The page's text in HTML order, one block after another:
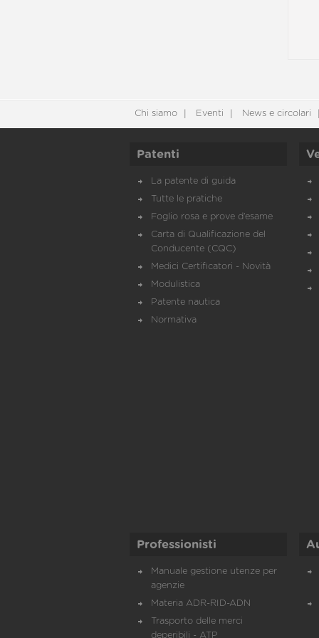
Chi siamo Eventi News e circolari
Patenti
La patente di guida
Tutte le pratiche
Foglio rosa e prove d’esame
Carta di Qualificazione del
Conducente (CQC)
Medici Certificatori - Novità
Modulistica
Patente nautica
Normativa
Professionisti
Manuale gestione utenze per
agenzie
Materia ADR-RID-ADN
Trasporto delle merci
deperibili - ATP